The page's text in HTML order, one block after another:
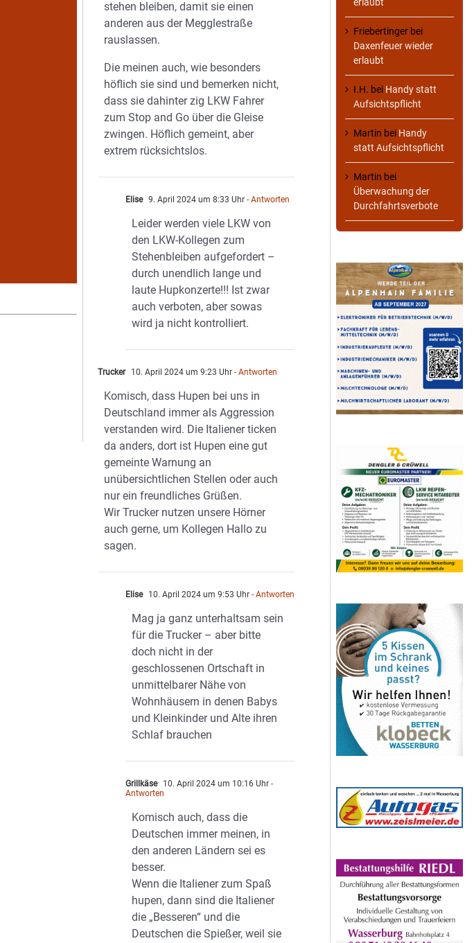
stehen bleiben, damit sie einen
anderen aus der Megglestraße
rauslassen.
Die meinen auch, wie besonders
höflich sie sind und bemerken nicht,
dass sie dahinter zig LKW Fahrer
zum Stop and Go über die Gleise
zwingen. Höflich gemeint, aber
extrem rücksichtslos.
Elise 9. April 2024 um 8:33 Uhr - Antworten
Leider werden viele LKW von
den LKW-Kollegen zum
Stehenbleiben aufgefordert –
durch unendlich lange und
laute Hupkonzerte!!! Ist zwar
auch verboten, aber sowas
wird ja nicht kontrolliert.
Trucker 10. April 2024 um 9:23 Uhr - Antworten
Komisch, dass Hupen bei uns in
Deutschland immer als Aggression
verstanden wird. Die Italiener ticken
da anders, dort ist Hupen eine gut
gemeinte Warnung an
unübersichtlichen Stellen oder auch
nur ein freundliches Grüßen.
Wir Trucker nutzen unsere Hörner
auch gerne, um Kollegen Hallo zu
sagen.
Elise 10. April 2024 um 9:53 Uhr - Antworten
Mag ja ganz unterhaltsam sein
für die Trucker – aber bitte
doch nicht in der
geschlossenen Ortschaft in
unmittelbarer Nähe von
Wohnhäusern in denen Babys
und Kleinkinder und Alte ihren
Schlaf brauchen
Grillkäse 10. April 2024 um 10:16 Uhr -
Antworten
Komisch auch, dass die
Deutschen immer meinen, in
den anderen Ländern sei es
besser.
Wenn die Italiener zum Spaß
hupen, dann sind die Italiener
die „Besseren“ und die
Deutschen die Spießer, weil sie
Friebertinger bei
Daxenfeuer wieder
erlaubt
I.H. bei Handy statt
Aufsichtspflicht
Martin bei Handy
statt Aufsichtspflicht
Martin bei
Überwachung der
Durchfahrtsverbote